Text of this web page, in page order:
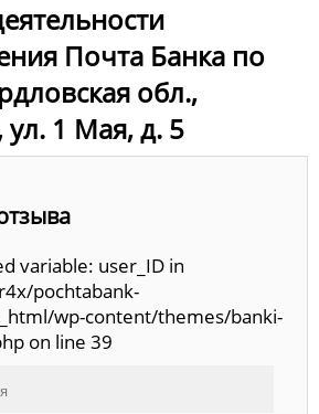
Почта Банка по
обл.,
ул. 1 Мая, д. 5
variable: user_ID in
pochtabank-
wp-content/themes/banki-
on line 39